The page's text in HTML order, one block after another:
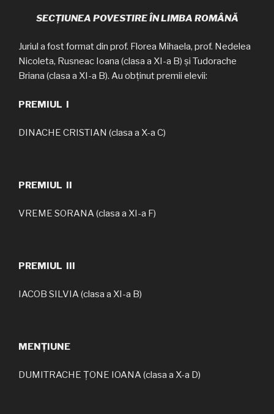
SECȚIUNEA POVESTIRE ÎN LIMBA ROMÂNĂ
Juriul a fost format din prof. Florea Mihaela, prof. Nedelea
Nicoleta, Rusneac Ioana (clasa a XI-a B) și Tudorache
Briana (clasa a XI-a B). Au obținut premii elevii:
PREMIUL I
DINACHE CRISTIAN (clasa a X-a C)
PREMIUL II
VREME SORANA (clasa a XI-a F)
PREMIUL III
IACOB SILVIA (clasa a XI-a B)
MENȚIUNE
DUMITRACHE ȚONE IOANA (clasa a X-a D)